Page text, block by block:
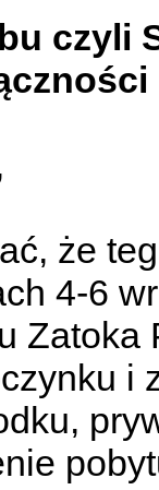
czyli
że
4-6
Zatoka
i